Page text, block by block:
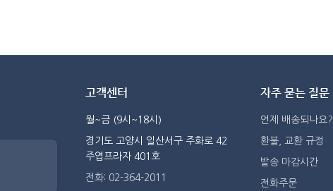
고객센터
월~금 (9시~18시)
경기도 고양시 일산서구 주화로 42
주엽프라자 401호
전화: 02-364-2011
자주 묻는 질문
언제 배송되나요?
환불, 교환 규정
발송 마감시간
전화주문